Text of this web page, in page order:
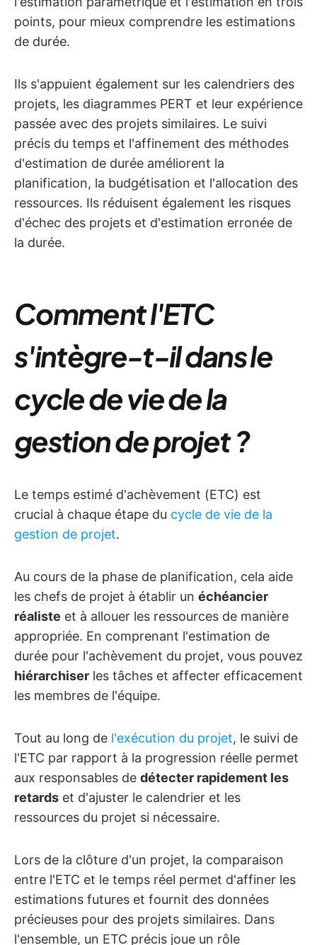
points, pour mieux comprendre les estimations
de durée.
Ils s'appuient également sur les calendriers des
projets, les diagrammes PERT et leur expérience
passée avec des projets similaires. Le suivi
précis du temps et l'affinement des méthodes
d'estimation de durée améliorent la
planification, la budgétisation et l'allocation des
ressources. Ils réduisent également les risques
d'échec des projets et d'estimation erronée de
la durée.
Comment l'ETC
s'intègre-t-il dans le
cycle de vie de la
gestion de projet ?
Le temps estimé d'achèvement (ETC) est
crucial à chaque étape du cycle de vie de la
gestion de projet.
Au cours de la phase de planification, cela aide
les chefs de projet à établir un échéancier
réaliste et à allouer les ressources de manière
appropriée. En comprenant l'estimation de
durée pour l'achèvement du projet, vous pouvez
hiérarchiser les tâches et affecter efficacement
les membres de l'équipe.
Tout au long de l'exécution du projet, le suivi de
l'ETC par rapport à la progression réelle permet
aux responsables de détecter rapidement les
retards et d'ajuster le calendrier et les
ressources du projet si nécessaire.
Lors de la clôture d'un projet, la comparaison
entre l'ETC et le temps réel permet d'affiner les
estimations futures et fournit des données
précieuses pour des projets similaires. Dans
l'ensemble, un ETC précis joue un rôle